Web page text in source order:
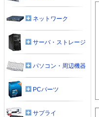
ネットワーク
サーバ・ストレージ
パソコン・周辺機器
PCパーツ
サプライ